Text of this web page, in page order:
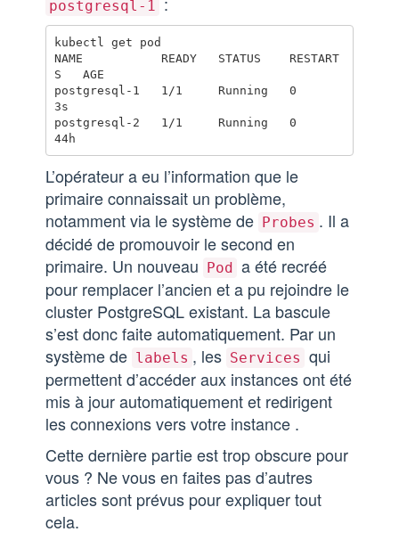
postgresql-1
kubectl get pod
NAME           READY   STATUS    RESTART
S   AGE
postgresql-1   1/1     Running   0
3s
postgresql-2   1/1     Running   0
L’opérateur a eu l’information que le
primaire connaissait un problème,
notamment via le système de
Probes . Il a
décidé de promouvoir le second en
primaire. Un nouveau
Pod
a été recréé
pour remplacer l’ancien et a pu rejoindre le
cluster PostgreSQL existant. La bascule
s’est donc faite automatiquement. Par un
système de labels , les Services qui
permettent d’accéder aux instances ont été
mis à jour automatiquement et redirigent
les connexions vers votre instance .
Cette dernière partie est trop obscure pour
vous ? Ne vous en faites pas d’autres
articles sont prévus pour expliquer tout
cela.